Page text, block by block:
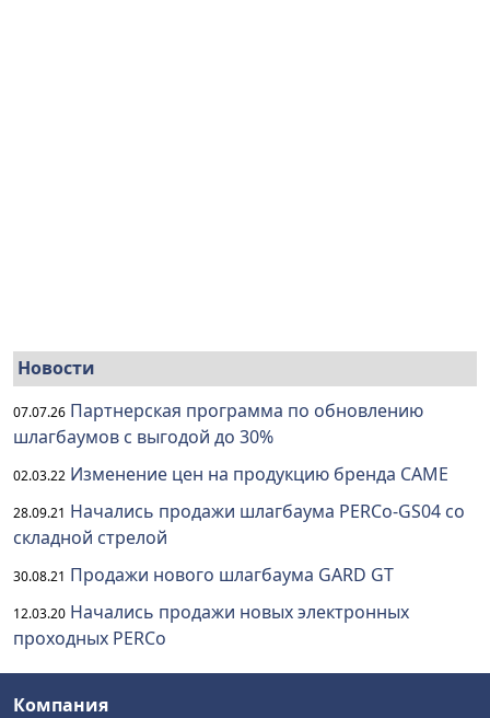
Новости
07.07.26 Партнерская программа по обновлению
шлагбаумов с выгодой до 30%
02.03.22 Изменение цен на продукцию бренда CAME
28.09.21 Начались продажи шлагбаума PERCo-GS04 со
складной стрелой
30.08.21 Продажи нового шлагбаума GARD GT
12.03.20 Начались продажи новых электронных
проходных PERCo
Компания